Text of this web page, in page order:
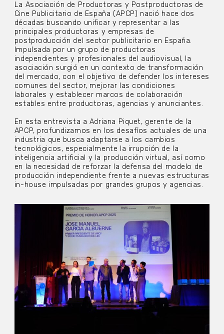
La Asociación de Productoras y Postproductoras de
Cine Publicitario de España (APCP) nació hace dos
décadas buscando unificar y representar a las
principales productoras y empresas de
postproducción del sector publicitario en España.
Impulsada por un grupo de productoras
independientes y profesionales del audiovisual, la
asociación surgió en un contexto de transformación
del mercado, con el objetivo de defender los intereses
comunes del sector, mejorar las condiciones
laborales y establecer marcos de colaboración
estables entre productoras, agencias y anunciantes.
En esta entrevista a Adriana Piquet, gerente de la
APCP, profundizamos en los desafíos actuales de una
industria que busca adaptarse a los cambios
tecnológicos, especialmente la irrupción de la
inteligencia artificial y la producción virtual, así como
en la necesidad de reforzar la defensa del modelo de
producción independiente frente a nuevas estructuras
in-house impulsadas por grandes grupos y agencias.